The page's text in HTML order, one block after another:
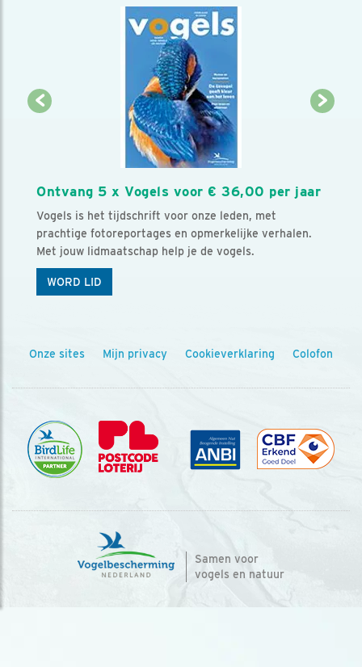
Ontvang 5 x Vogels voor € 36,00 per jaar
Vogels is het tijdschrift voor onze leden, met
prachtige fotoreportages en opmerkelijke verhalen.
Met jouw lidmaatschap help je de vogels.
WORD LID
Onze sites Mijn privacy Cookieverklaring Colofon
Samen voor
vogels en natuur